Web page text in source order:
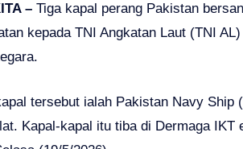
– Tiga kapal perang Pakistan
kepada TNI Angkatan Laut (TNI
tersebut ialah Pakistan Navy Ship
Kapal-kapal itu tiba di Dermaga